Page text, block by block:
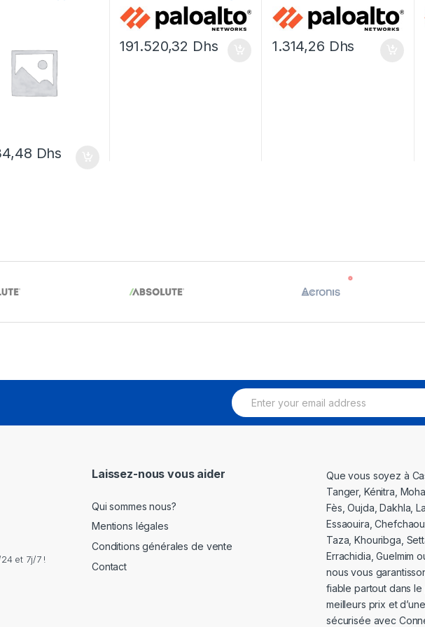
Dhs
renouvellement de la
licence d’abonnement (1
an) – 1 périphérique
191.520,32 Dhs
d’abonnement (1 an) – 1
licence
1.314,26 Dhs
E
m
et 7j/7 !
Laissez-nous vous aider
Qui sommes nous?
Mentions légales
Conditions générales de vente
Contact
Que vous soyez à
Tanger, Kénitra,
Fès, Oujda, Dakhla,
Essaouira,
Taza, Khouribga,
Errachidia, Guelmim
nous vous
fiable partout dans
meilleurs prix et
sécurisée avec